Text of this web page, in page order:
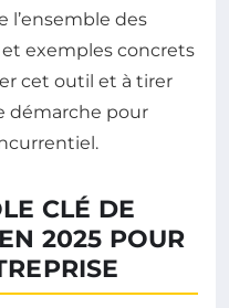
l’ensemble des
exemples concrets
cet outil et à tirer
démarche pour
CLÉ DE
2025 POUR